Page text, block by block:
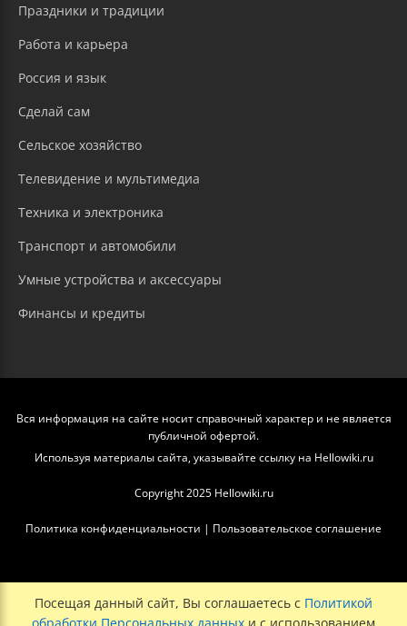
Праздники и традиции
Работа и карьера
Россия и язык
Сделай сам
Сельское хозяйство
Телевидение и мультимедиа
Техника и электроника
Транспорт и автомобили
Умные устройства и аксессуары
Финансы и кредиты
Вся информация на сайте носит справочный характер и не является
публичной офертой.
Используя материалы сайта, указывайте ссылку на Hellowiki.ru
Copyright 2025 Hellowiki.ru
Политика конфиденциальности | Пользовательское соглашение
Посещая данный сайт, Вы соглашаетесь с Политикой
обработки Персональных данных и с использованием